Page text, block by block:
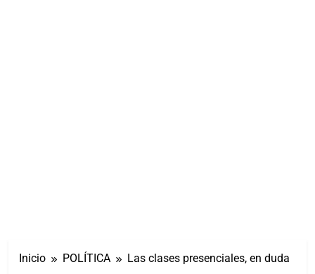
Inicio POLÍTICA Las clases presenciales, en duda